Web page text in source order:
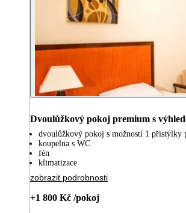
Dvoulůžkový pokoj premium s
dvoulůžkový pokoj s možností 1 přistýlky
koupelna s WC
fén
klimatizace
zobrazit podrobnosti
+1 800 Kč /pokoj